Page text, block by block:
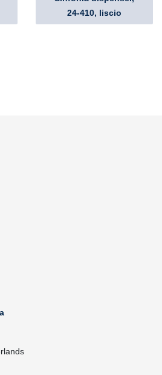
24-410, liscio